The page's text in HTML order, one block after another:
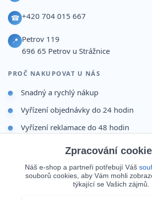
☎ +420 704 015 667
📍 Petrov 119
696 65 Petrov u Strážnice
PROČ NAKUPOVAT U NÁS
Snadný a rychlý nákup
Vyřízení objednávky do 24 hodin
Vyřízení reklamace do 48 hodin
Dárek po dokončení objednávky
Doprava 65 Kč nad 499 Kč
Zpracování
Náš e-shop a partneři potřebují Váš
souborů cookies, aby Vám mohli
týkající se Vašich zájmů.